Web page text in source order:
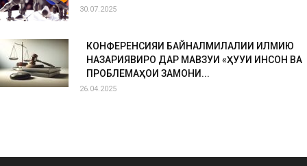
30.07.2025
КОНФЕРЕНСИЯИ БАЙНАЛМИЛАЛИИ ИЛМИЮ
НАЗАРИЯВИРО ДАР МАВЗУИ «ҲУҚУҚИ ИНСОН ВА
ПРОБЛЕМАҲОИ ЗАМОНИ...
26.04.2025